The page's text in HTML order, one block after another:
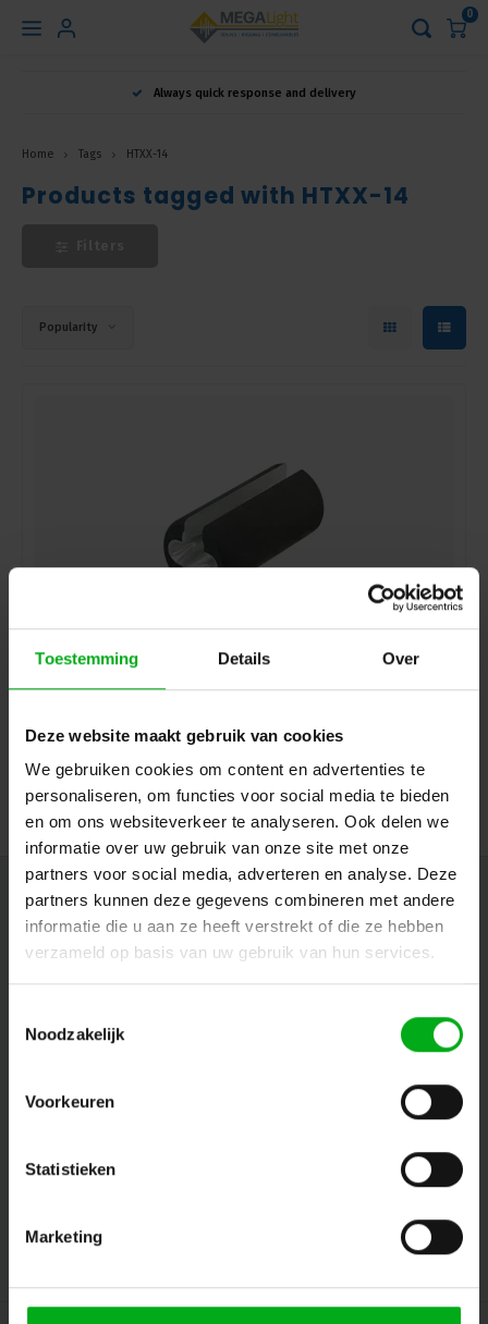
Toestemming Details Over
Deze website maakt gebruik van cookies
We gebruiken cookies om content en advertenties te
personaliseren, om functies voor social media te bieden
en om ons websiteverkeer te analyseren. Ook delen we
informatie over uw gebruik van onze site met onze
partners voor social media, adverteren en analyse. Deze
partners kunnen deze gegevens combineren met andere
informatie die u aan ze heeft verstrekt of die ze hebben
verzameld op basis van uw gebruik van hun services.
Noodzakelijk
Voorkeuren
Statistieken
Marketing
Hoofdmenu
Français
0
Always quick response and delivery
Home Tags HTXX-14
Products tagged with HTXX-14
Popularity
7-14 business days
Login for prices
Newsletter
My account